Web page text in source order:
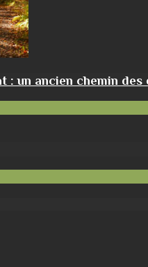
: un ancien chemin